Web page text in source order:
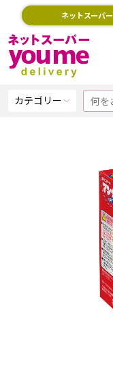
ネットスーパー
カテゴリー